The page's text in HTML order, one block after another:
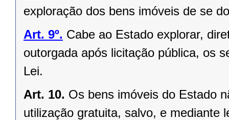
exploração dos bens imóveis de se
Art. 9º. Cabe ao Estado explorar,
outorgada após licitação pública, os
Lei.
Art. 10. Os bens imóveis do Estado
utilização gratuita, salvo, e mediante